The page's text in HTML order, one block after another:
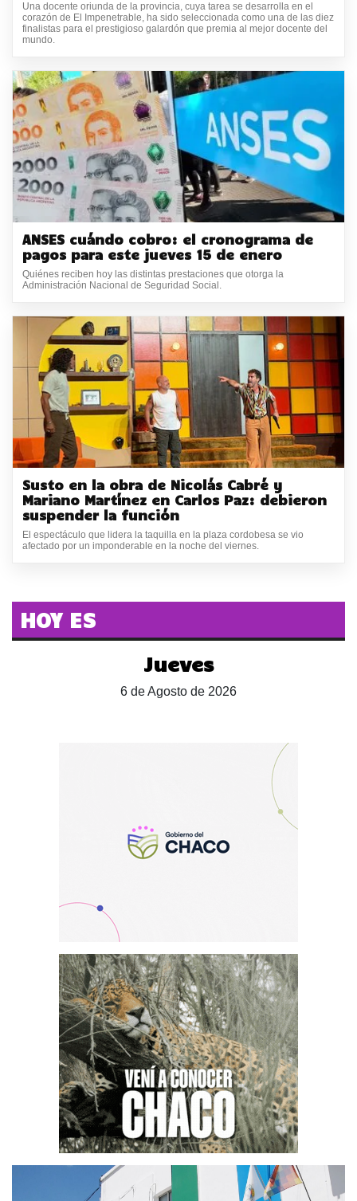
Una docente oriunda de la provincia, cuya tarea se desarrolla en el
corazón de El Impenetrable, ha sido seleccionada como una de las diez
finalistas para el prestigioso galardón que premia al mejor docente del
mundo.
ANSES cuándo cobro: el cronograma de
pagos para este jueves 15 de enero
Quiénes reciben hoy las distintas prestaciones que otorga la
Administración Nacional de Seguridad Social.
Susto en la obra de Nicolás Cabré y
Mariano Martínez en Carlos Paz: debieron
suspender la función
El espectáculo que lidera la taquilla en la plaza cordobesa se vio
afectado por un imponderable en la noche del viernes.
HOY ES
Jueves
6 de Agosto de 2026